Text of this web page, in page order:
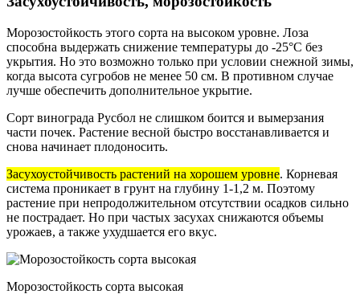
Морозостойкость этого сорта на высоком уровне. Лоза
способна выдержать снижение температуры до -25°С без
укрытия. Но это возможно только при условии снежной зимы,
когда высота сугробов не менее 50 см. В противном случае
лучше обеспечить дополнительное укрытие.
Сорт винограда Русбол не слишком боится и вымерзания
части почек. Растение весной быстро восстанавливается и
снова начинает плодоносить.
Засухоустойчивость растений на хорошем уровне. Корневая
система проникает в грунт на глубину 1-1,2 м. Поэтому
растение при непродолжительном отсутствии осадков сильно
не пострадает. Но при частых засухах снижаются объемы
урожаев, а также ухудшается его вкус.
Морозостойкость сорта высокая